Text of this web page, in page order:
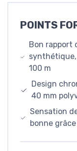
POINTS
Bon rapport
100 m
Design
40 mm
Sensation
bonne